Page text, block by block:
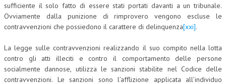
sufficiente il solo fatto di essere stati portati davanti a un tribunale.
Ovviamente dalla punizione di rimprovero vengono escluse le
contravvenzioni che possiedono il carattere di delinquenza[xxi].
La legge sulle contravvenzioni realizzando il suo compito nella lotta
contro gli atti illeciti e contro il comportamento delle persone
socialmente dannose, utilizza le sanzioni stabilite nel Codice delle
contravvenzioni. Le sanzioni sono l’afflizione applicata all’individuo